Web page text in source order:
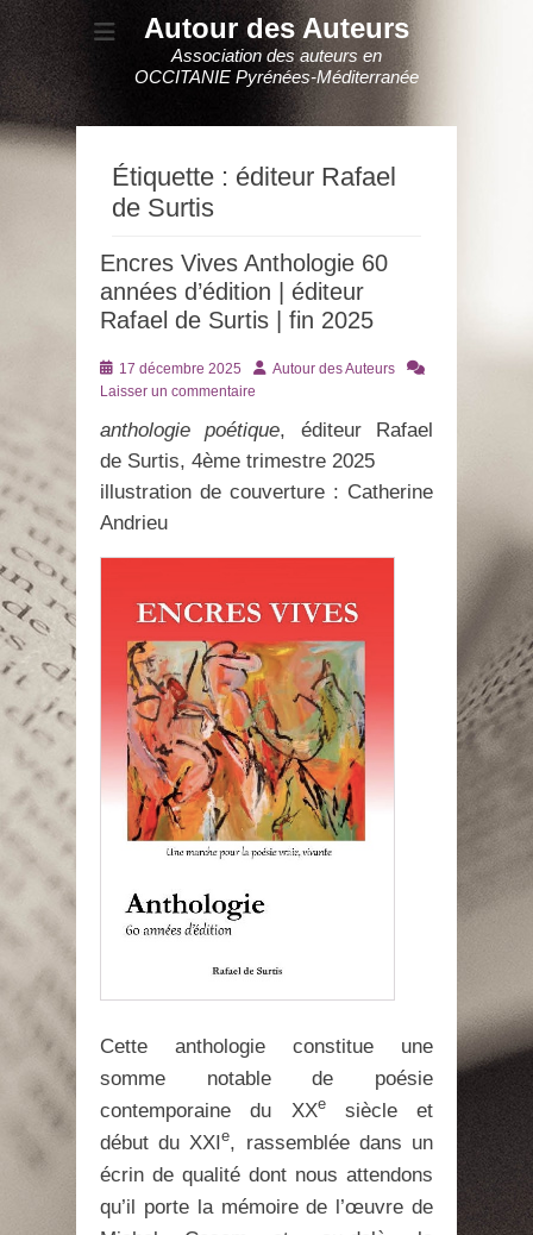
Autour des Auteurs
Association des auteurs en
OCCITANIE Pyrénées-Méditerranée
Étiquette : éditeur Rafael
de Surtis
Encres Vives Anthologie 60
années d’édition | éditeur
Rafael de Surtis | fin 2025
Posté
le
17 décembre 2025 AuteurAutour des Auteurs
Laisser un commentaire
anthologie poétique, éditeur Rafael
de Surtis, 4ème trimestre 2025
illustration de couverture : Catherine
Andrieu
Cette anthologie constitue une
somme notable de poésie
contemporaine du XXesiècle et
début du XXIe, rassemblée dans un
écrin de qualité dont nous attendons
qu’il porte la mémoire de l’œuvre de